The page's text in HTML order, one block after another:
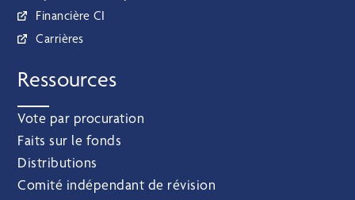
Financière CI
Carrières
Ressources
Vote par procuration
Faits sur le fonds
Distributions
Comité indépendant de révision